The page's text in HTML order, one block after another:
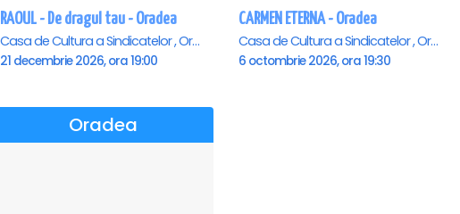
RAOUL - De dragul tau - Oradea
Casa de Cultura a Sindicatelor , Oradea
21 decembrie 2026, ora 19:00
CARMEN ETERNA - Oradea
Casa de Cultura a Sindicatelor , Oradea
6 octombrie 2026, ora 19:30
Oradea